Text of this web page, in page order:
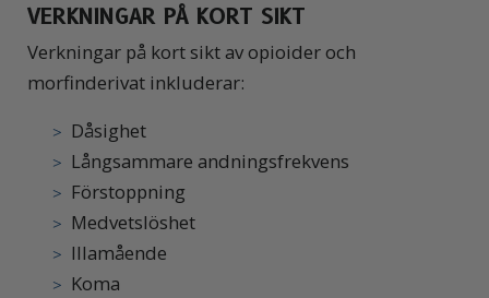
VERKNINGAR PÅ KORT SIKT
Verkningar på kort sikt av opioider och
morfinderivat inkluderar:
Dåsighet
Långsammare andningsfrekvens
Förstoppning
Medvetslöshet
Illamående
Koma